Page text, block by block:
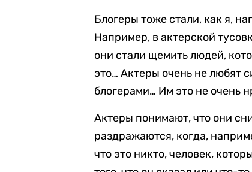
Блогеры тоже стали, как я,
Например, в актерской
они стали щемить людей,
это… Актеры очень не любят
блогерами… Им это не очень
Актеры понимают, что они
раздражаются, когда,
что это никто, человек,